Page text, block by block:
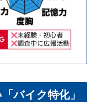
バイク特化」